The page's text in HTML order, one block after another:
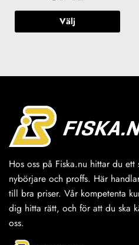
Välj
har
olika
alternativen
väljas
på
produktsidan
Hos oss på Fiska.nu hittar du
nybörjare och proffs. Här
till bra priser. Vår kompetenta
dig hitta rätt, och för att du ska
oss.